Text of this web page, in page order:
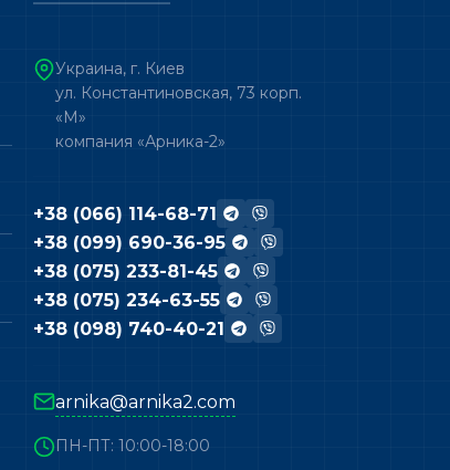
Украина, г. Киев
ул. Константиновская, 73 корп.
«М»
компания «Арника-2»
+38 (066) 114-68-71
+38 (099) 690-36-95
+38 (075) 233-81-45
+38 (075) 234-63-55
+38 (098) 740-40-21
arnika@arnika2.com
ПН-ПТ: 10:00-18:00